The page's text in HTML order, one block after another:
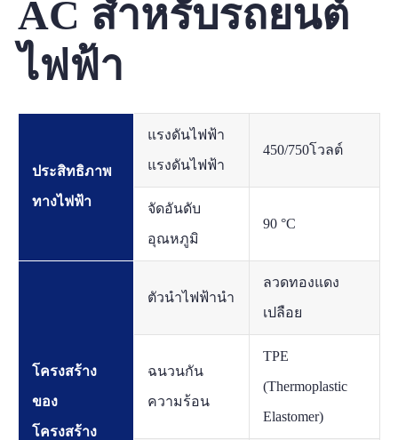
AC สำหรับรถยนต์
ไฟฟ้า
ประสิทธิภาพ
ทางไฟฟ้า
แรงดันไฟฟ้า
แรงดันไฟฟ้า
450/750โวลต์
จัดอันดับ
อุณหภูมิ
90 °C
โครงสร้าง
ของ
โครงสร้าง
ตัวนำไฟฟ้านำ
ลวดทองแดง
เปลือย
ฉนวนกัน
ความร้อน
TPE
(Thermoplastic
Elastomer)